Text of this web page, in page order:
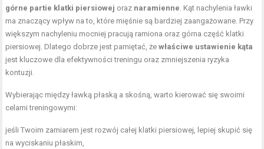
górne partie klatki piersiowej oraz naramienne . Kąt nachylenia ławki
ma znaczący wpływ na to, które mięśnie są bardziej zaangażowane. Przy
większym nachyleniu mocniej pracują ramiona oraz górna część klatki
piersiowej. Dlatego dobrze jest pamiętać, żewłaściwe ustawienie kąta
jest kluczowe dla efektywności treningu oraz zmniejszenia ryzyka
kontuzji.
Wybierając między ławką płaską a skośną, warto kierować się swoimi
celami treningowymi:
jeśli Twoim zamiarem jest rozwój całej klatki piersiowej, lepiej skupić się
na wyciskaniu płaskim,